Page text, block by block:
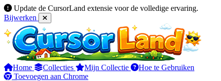
Update de CursorLand extensie voor de volledige ervaring.
Bijwerken
Home Collecties Mijn Collectie
Hoe te Gebruiken
Toevoegen aan Chrome